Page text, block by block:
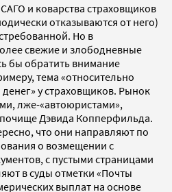
и коварства страховщиков
отказываются от него)
Но в
свежие и злободневные
бы обратить внимание
тема «относительно
у страховщиков. Рынок
лже-«автоюристами»,
Дэвида Копперфильда.
что они направляют по
о возмещении с
с пустыми страницами
в суды отметки «Почты
выплат на основе